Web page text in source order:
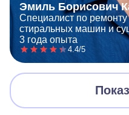
Эмиль Борисович
Специалист по
стиральных машин и
3 года опыта
4.4/5